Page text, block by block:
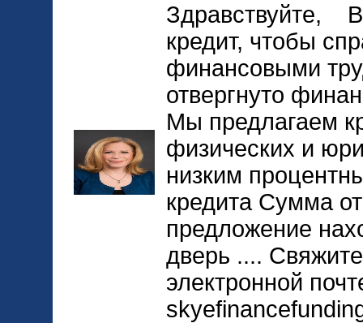
Здравствуйте,
кредит, чтобы
финансовыми
отвергнуто
Мы предлагаем
физических и
низким
кредита Сумма
предложение
дверь ....
электронной